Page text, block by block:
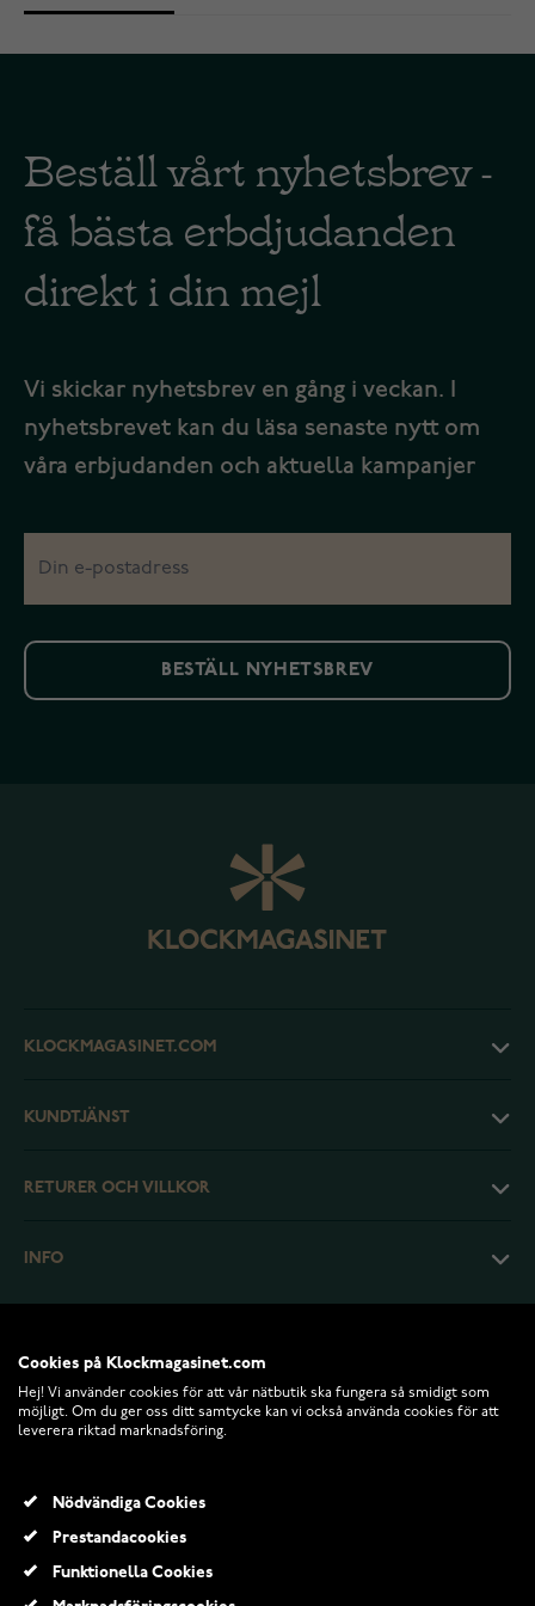
Beställ vårt nyhetsbrev -
få bästa erbdjudanden
direkt i din mejl
Vi skickar nyhetsbrev en gång i veckan. I
nyhetsbrevet kan du läsa senaste nytt om
våra erbjudanden och aktuella kampanjer
BESTÄLL NYHETSBREV
KLOCKMAGASINET.COM
KUNDTJÄNST
RETURER OCH VILLKOR
INFO
© 2026 Klockmagasinet.com
Cookies på Klockmagasinet.com
Hej! Vi använder cookies för att vår nätbutik ska fungera så smidigt som
möjligt. Om du ger oss ditt samtycke kan vi också använda cookies för att
leverera riktad marknadsföring.
Nödvändiga Cookies
Prestandacookies
Funktionella Cookies